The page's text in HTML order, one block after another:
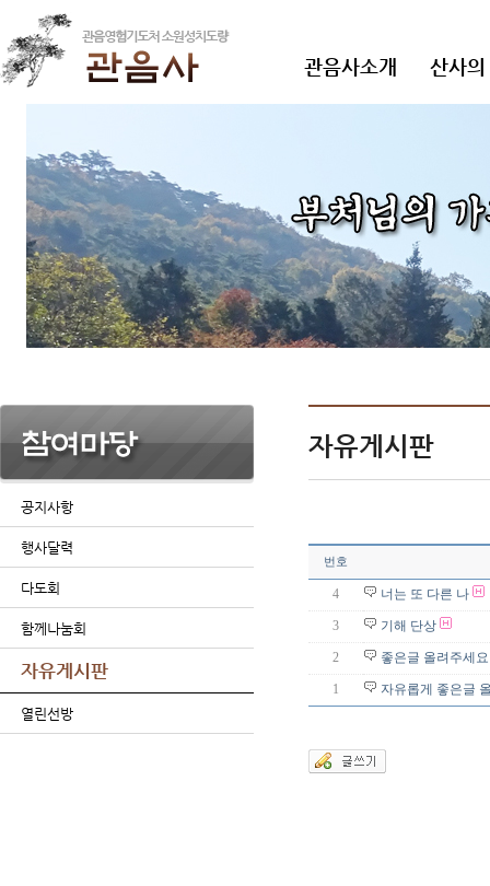
관음사소개 산사
공지사항
행사달력
다도회
함께나눔회
자유게시판
열린선방
자유게시판
번호
4 너는 또 다른 나
3 기해 단상
2 좋은글 올려주세요
1 자유롭게 좋은글